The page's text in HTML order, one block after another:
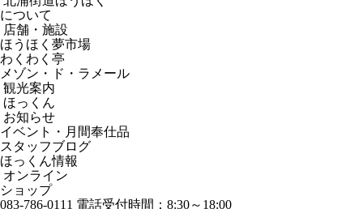
について
店舗・施設
ほうほく夢市場
わくわく亭
メゾン・ド・ラメール
観光案内
ほっくん
お知らせ
イベント・月間奉仕品
スタッフブログ
ほっくん情報
オンライン
ショップ
083-786-0111 電話受付時間：8:30～18:00